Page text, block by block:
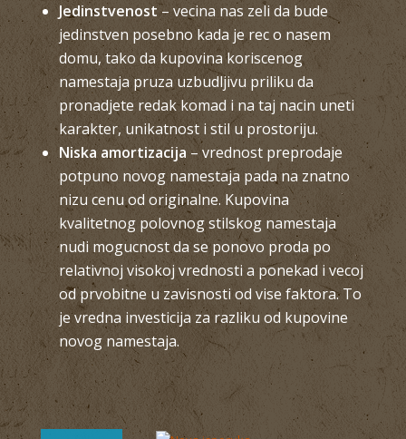
Jedinstvenost– vecina nas zeli da bude
jedinstven posebno kada je rec o nasem
domu, tako da kupovina koriscenog
namestaja pruza uzbudljivu priliku da
pronadjete redak komad i na taj nacin uneti
karakter, unikatnost i stil u prostoriju.
Niska amortizacija – vrednost preprodaje
potpuno novog namestaja pada na znatno
nizu cenu od originalne. Kupovina
kvalitetnog polovnog stilskog namestaja
nudi mogucnost da se ponovo proda po
relativnoj visokoj vrednosti a ponekad i vecoj
od prvobitne u zavisnosti od vise faktora. To
je vredna investicija za razliku od kupovine
novog namestaja.